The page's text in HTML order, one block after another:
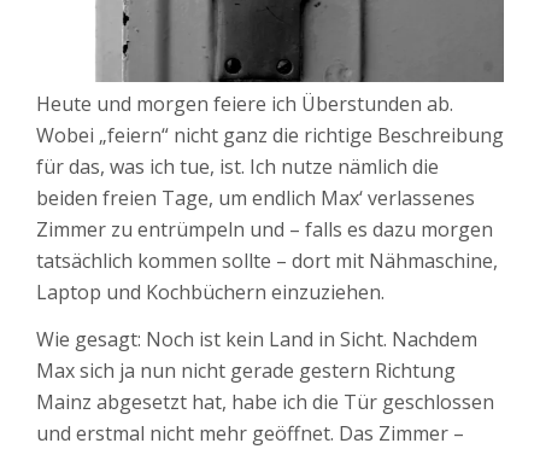
Heute und morgen feiere ich Überstunden ab.
Wobei „feiern“ nicht ganz die richtige Beschreibung
für das, was ich tue, ist. Ich nutze nämlich die
beiden freien Tage, um endlich Max‘ verlassenes
Zimmer zu entrümpeln und – falls es dazu morgen
tatsächlich kommen sollte – dort mit Nähmaschine,
Laptop und Kochbüchern einzuziehen.
Wie gesagt: Noch ist kein Land in Sicht. Nachdem
Max sich ja nun nicht gerade gestern Richtung
Mainz abgesetzt hat, habe ich die Tür geschlossen
und erstmal nicht mehr geöffnet. Das Zimmer –